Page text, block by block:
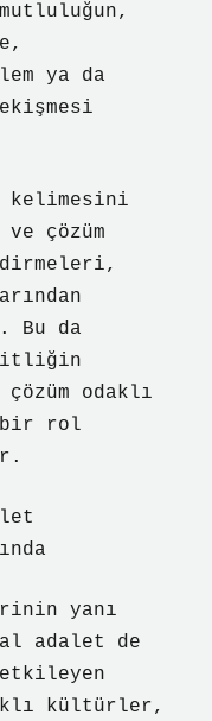
ya da
kelimesini
çözüm
Bu da
odaklı
bir rol
yanı
adalet de
etkileyen
kültürler,